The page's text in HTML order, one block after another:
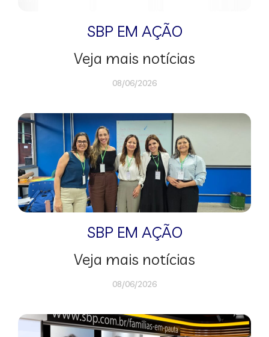
SBP EM AÇÃO
Veja mais notícias
08/06/2026
SBP EM AÇÃO
Veja mais notícias
08/06/2026